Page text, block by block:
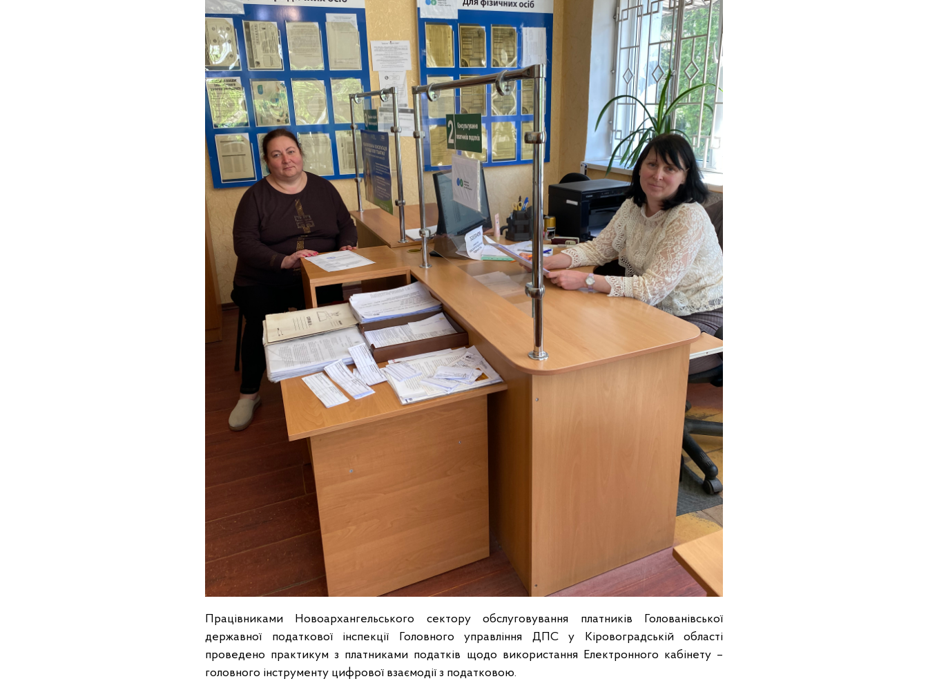
Працівниками Новоархангельського сектору обслуговування платників Голованівської
державної податкової інспекції Головного управління ДПС у Кіровоградській області
проведено практикум з платниками податків щодо використання Електронного кабінету –
головного інструменту цифрової взаємодії з податковою.